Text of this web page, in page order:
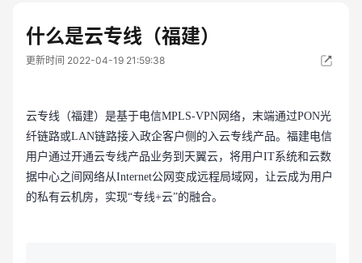
什么是云专线（福建）
更新时间 2022-04-19 21:59:38
云专线（福建）是基于电信MPLS-VPN网络，末端通过PON光
纤链路或LAN链路接入政企客户侧的入云专线产品。福建电信
用户通过开通云专线产品业务到天翼云，将用户IT系统和云数
据中心之间网络从Internet公网变成远程局域网，让云成为用户
的私有云机房，实现“专线+云”的融合。